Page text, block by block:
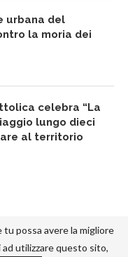
urbana del
la moria dei
celebra “La
lungo dieci
al territorio
tu possa avere la migliore
utilizzare questo sito,